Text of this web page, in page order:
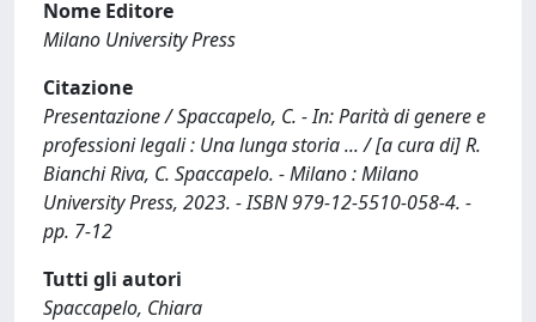
Nome Editore
Milano University Press
Citazione
Presentazione / Spaccapelo, C. - In: Parità di genere e
professioni legali : Una lunga storia ... / [a cura di] R.
Bianchi Riva, C. Spaccapelo. - Milano : Milano
University Press, 2023. - ISBN 979-12-5510-058-4. -
pp. 7-12
Tutti gli autori
Spaccapelo, Chiara